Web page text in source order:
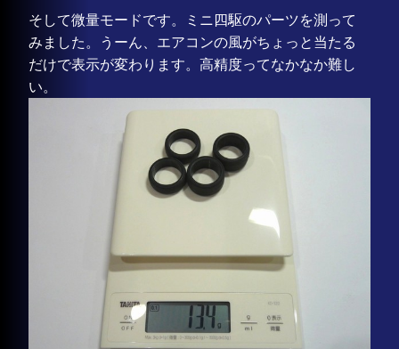
そして微量モードです。ミニ四駆のパーツを測って
みました。うーん、エアコンの風がちょっと当たる
だけで表示が変わります。高精度ってなかなか難し
い。